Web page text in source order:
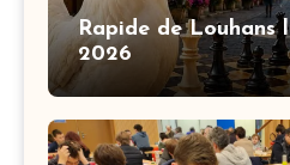
Rapide de Louhans
2026